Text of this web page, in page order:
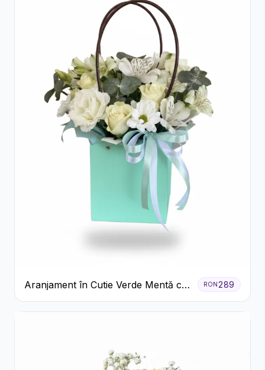
Aranjament în Cutie Verde Mentă cu
Trandafiri și Alstroemeria
RON 289